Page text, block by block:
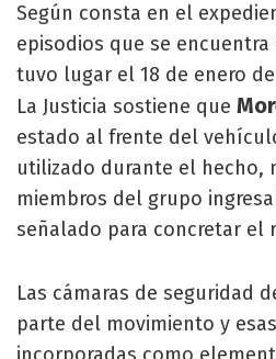
Según consta en el
episodios que se
tuvo lugar el 18 de enero
La Justicia sostiene que
estado al frente del
utilizado durante el hecho,
miembros del grupo
señalado para concretar el
Las cámaras de seguridad
parte del movimiento y